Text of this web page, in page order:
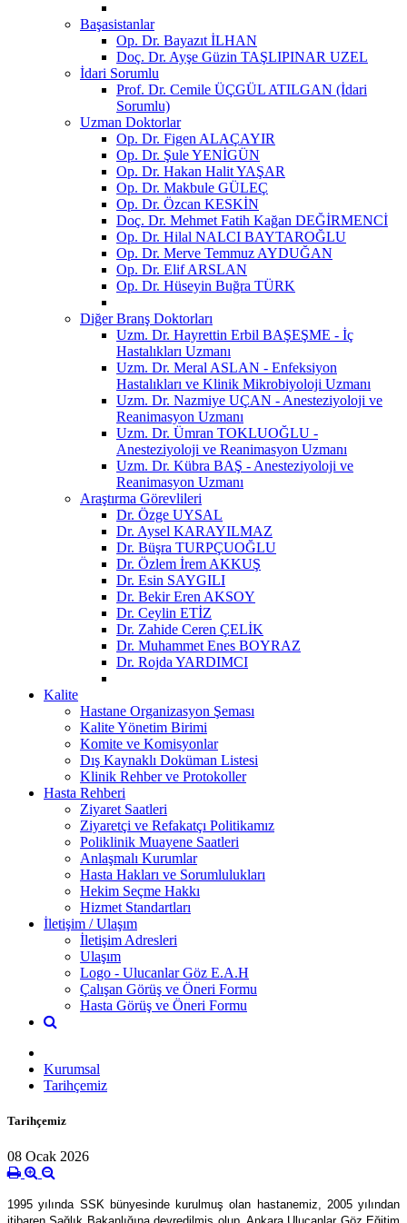
Başasistanlar
Op. Dr. Bayazıt İLHAN
Doç. Dr. Ayşe Güzin TAŞLIPINAR UZEL
İdari Sorumlu
Prof. Dr. Cemile ÜÇGÜL ATILGAN (İdari
Sorumlu)
Uzman Doktorlar
Op. Dr. Figen ALAÇAYIR
Op. Dr. Şule YENİGÜN
Op. Dr. Hakan Halit YAŞAR
Op. Dr. Makbule GÜLEÇ
Op. Dr. Özcan KESKİN
Doç. Dr. Mehmet Fatih Kağan DEĞİRMENCİ
Op. Dr. Hilal NALCI BAYTAROĞLU
Op. Dr. Merve Temmuz AYDUĞAN
Op. Dr. Elif ARSLAN
Op. Dr. Hüseyin Buğra TÜRK
Diğer Branş Doktorları
Uzm. Dr. Hayrettin Erbil BAŞEŞME - İç
Hastalıkları Uzmanı
Uzm. Dr. Meral ASLAN - Enfeksiyon
Hastalıkları ve Klinik Mikrobiyoloji Uzmanı
Uzm. Dr. Nazmiye UÇAN - Anesteziyoloji ve
Reanimasyon Uzmanı
Uzm. Dr. Ümran TOKLUOĞLU -
Anesteziyoloji ve Reanimasyon Uzmanı
Uzm. Dr. Kübra BAŞ - Anesteziyoloji ve
Reanimasyon Uzmanı
Araştırma Görevlileri
Dr. Özge UYSAL
Dr. Aysel KARAYILMAZ
Dr. Büşra TURPÇUOĞLU
Dr. Özlem İrem AKKUŞ
Dr. Esin SAYGILI
Dr. Bekir Eren AKSOY
Dr. Ceylin ETİZ
Dr. Zahide Ceren ÇELİK
Dr. Muhammet Enes BOYRAZ
Dr. Rojda YARDIMCI
Kalite
Hastane Organizasyon Şeması
Kalite Yönetim Birimi
Komite ve Komisyonlar
Dış Kaynaklı Doküman Listesi
Klinik Rehber ve Protokoller
Hasta Rehberi
Ziyaret Saatleri
Ziyaretçi ve Refakatçı Politikamız
Poliklinik Muayene Saatleri
Anlaşmalı Kurumlar
Hasta Hakları ve Sorumlulukları
Hekim Seçme Hakkı
Hizmet Standartları
İletişim / Ulaşım
İletişim Adresleri
Ulaşım
Logo - Ulucanlar Göz E.A.H
Çalışan Görüş ve Öneri Formu
Hasta Görüş ve Öneri Formu
Kurumsal
Tarihçemiz
Tarihçemiz
08 Ocak 2026
1995 yılında SSK bünyesinde kurulmuş olan hastanemiz, 2005 yılından